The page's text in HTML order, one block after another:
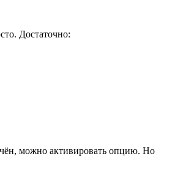
Достаточно:
можно активировать опцию. Но